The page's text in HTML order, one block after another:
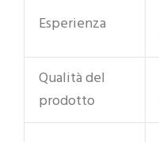
Esperienza
Qualità del
prodotto